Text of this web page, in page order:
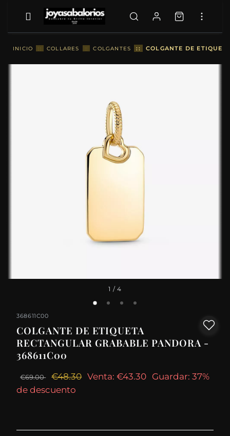
INICIO :: COLLARES :: COLGANTES :: COLGANTE DE
1 / 4
368611C00
COLGANTE DE ETIQUETA
RECTANGULAR GRABABLE PANDORA -
368611C00
€69.00 €48.30 Venta: €43.30 Guardar: 37%
de descuento